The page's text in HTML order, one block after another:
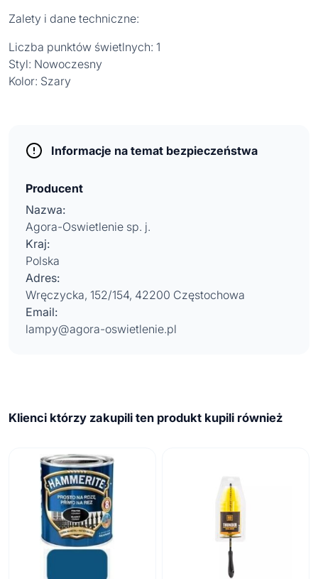
Zalety i dane techniczne:
Liczba punktów świetlnych: 1
Styl: Nowoczesny
Kolor: Szary
Informacje na temat bezpieczeństwa
Producent
Nazwa:
Agora-Oswietlenie sp. j.
Kraj:
Polska
Adres:
Wręczycka, 152/154, 42200 Częstochowa
Email:
lampy@agora-oswietlenie.pl
Klienci którzy zakupili ten produkt kupili również